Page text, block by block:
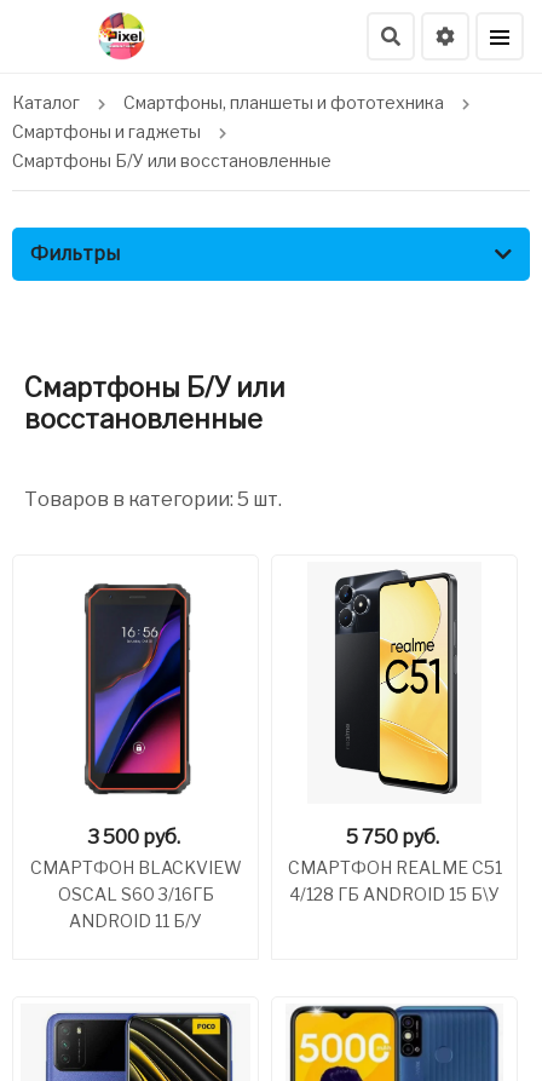
Каталог
Смартфоны, планшеты и фототехника
Смартфоны и гаджеты
Смартфоны Б/У или восстановленные
Фильтры
Смартфоны Б/У или
восстановленные
Товаров в категории: 5 шт.
3 500 руб.
СМАРТФОН BLACKVIEW
OSCAL S60 3/16ГБ
ANDROID 11 Б/У
5 750 руб.
СМАРТФОН REALME C51
4/128 ГБ ANDROID 15 Б\У